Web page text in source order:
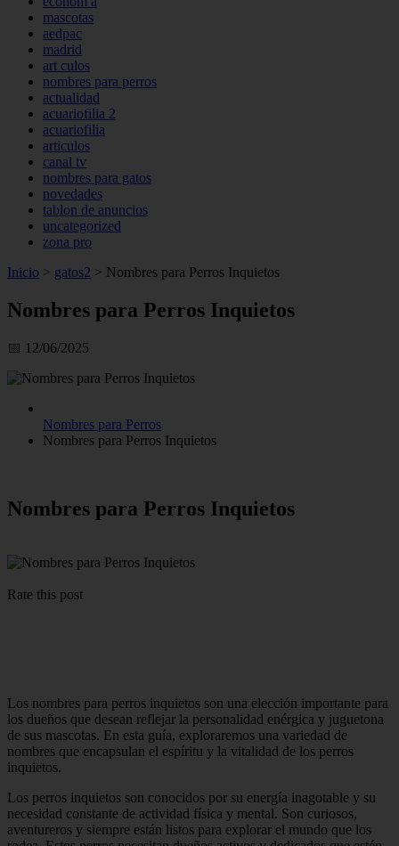
mascotas
aedpac
madrid
art culos
nombres para perros
actualidad
acuariofilia 2
acuariofilia
articulos
canal tv
nombres para gatos
novedades
tablon de anuncios
uncategorized
zona pro
Inicio > gatos2 > Nombres para Perros Inquietos
Nombres para Perros Inquietos
📅 12/06/2025
Nombres para Perros
Nombres para Perros Inquietos
Nombres para Perros Inquietos
Rate this post
Los nombres para perros inquietos son una elección importante para
los dueños que desean reflejar la personalidad enérgica y juguetona
de sus mascotas. En esta guía, exploraremos una variedad de
nombres que encapsulan el espíritu y la vitalidad de los perros
inquietos.
Los perros inquietos son conocidos por su energía inagotable y su
necesidad constante de actividad física y mental. Son curiosos,
aventureros y siempre están listos para explorar el mundo que los